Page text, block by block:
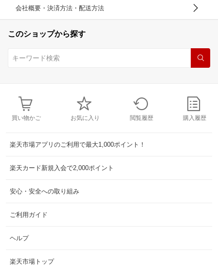
会社概要・決済方法・配送方法
このショップから探す
買い物かご お気に入り 閲覧履歴 購入履歴
楽天市場アプリのご利用で最大1,000ポイント！
楽天カード新規入会で2,000ポイント
安心・安全への取り組み
ご利用ガイド
ヘルプ
楽天市場トップ